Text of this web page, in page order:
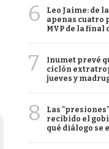
6
Leo Jaime: de
apenas cuatro
MVP de la final
7
Inumet prevé
ciclón
jueves y
8
Las
recibido el
qué diálogo se